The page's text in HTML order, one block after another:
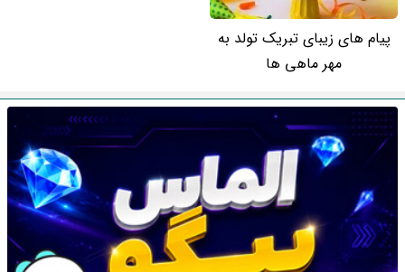
پیام های زیبای تبریک تولد به
مهر ماهی ها